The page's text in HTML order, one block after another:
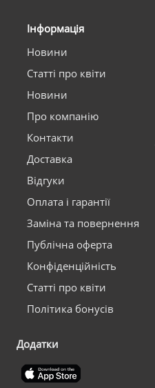
Інформація
Новини
Статті про квіти
Новини
Про компанію
Контакти
Доставка
Відгуки
Оплата і гарантії
Заміна та повернення
Публічна оферта
Конфіденційність
Статті про квіти
Політика бонусів
Додатки